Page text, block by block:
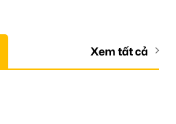
Xem tất cả